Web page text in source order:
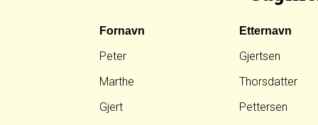
Fornavn Etternavn
Peter Gjertsen
Marthe
Thorsdatter
Gjert
Pettersen